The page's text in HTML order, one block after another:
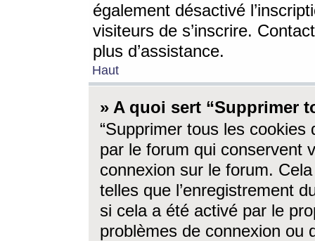
également désactivé
visiteurs de s’inscrire.
plus d’assistance.
Haut
» A quoi sert “Supprimer
“Supprimer tous les cookies
par le forum qui conservent
connexion sur le forum.
telles que l’enregistrement
si cela a été activé par le
problèmes de connexion ou